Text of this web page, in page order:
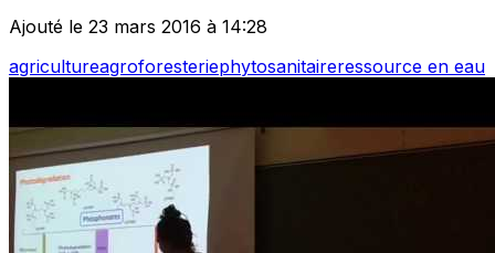
Ajouté le 23 mars 2016 à 14:28
agricultureagroforesteriephytosanitaireressource en eau